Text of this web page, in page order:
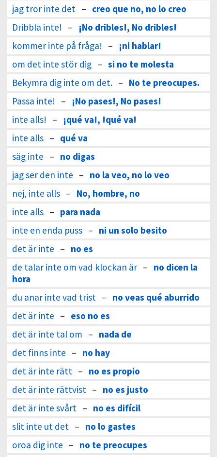
jag tror inte det – creo que no, no lo creo
Dribbla inte! –
¡No dribles!, No dribles!
kommer inte på fråga! –
¡ni hablar!
om det inte stör dig – si no te molesta
Bekymra dig inte om det. – No te preocupes.
Passa inte! –
¡No pases!, No pases!
inte alls! –
¡qué va!, !qué va!
inte alls – qué va
säg inte – no digas
jag ser den inte – no la veo, no lo veo
nej, inte alls – No, hombre, no
inte alls – para nada
inte en enda puss – ni un solo besito
det är inte – no es
de talar inte om vad klockan är – no dicen la
hora
du anar inte vad trist – no veas qué aburrido
det är inte – eso no es
det är inte tal om – nada de
det finns inte – no hay
det är inte rätt – no es propio
det är inte rättvist – no es justo
det är inte svårt – no es difícil
slit inte ut det – no lo gastes
oroa dig inte – no te preocupes